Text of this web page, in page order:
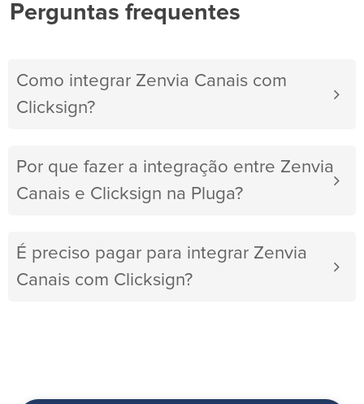
Perguntas frequentes
Como integrar Zenvia Canais com
Clicksign?
Por que fazer a integração entre Zenvia
Canais e Clicksign na Pluga?
É preciso pagar para integrar Zenvia
Canais com Clicksign?